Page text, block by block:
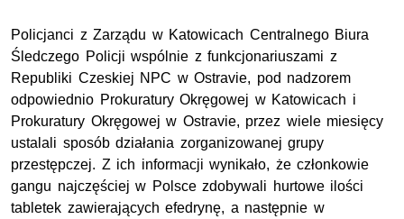
Policjanci z Zarządu w Katowicach Centralnego Biura
Śledczego Policji wspólnie z funkcjonariuszami z
Republiki Czeskiej NPC w Ostravie, pod nadzorem
odpowiednio Prokuratury Okręgowej w Katowicach i
Prokuratury Okręgowej w Ostravie, przez wiele miesięcy
ustalali sposób działania zorganizowanej grupy
przestępczej. Z ich informacji wynikało, że członkowie
gangu najczęściej w Polsce zdobywali hurtowe ilości
tabletek zawierających efedrynę, a następnie w